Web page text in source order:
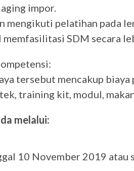
impor.
mengikuti pelatihan pada
SDM secara
tersebut mencakup
training kit, modul,
melalui:
10 November 2019 atau